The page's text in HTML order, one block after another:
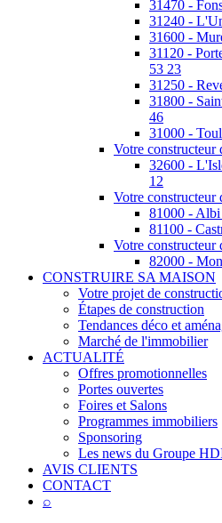
31470 -
31240 -
31600 -
31120 -
53 23
31250 -
31800 -
46
31000 -
Votre constructeur
32600 -
12
Votre constructeur
81000 -
81100 -
Votre constructeur
82000 -
CONSTRUIRE SA MAISON
Votre projet de
Étapes de construction
Tendances déco et
Marché de l'immobilier
ACTUALITÉ
Offres promotionnelles
Portes ouvertes
Foires et Salons
Programmes immobiliers
Sponsoring
Les news du Groupe
AVIS CLIENTS
CONTACT
⌕